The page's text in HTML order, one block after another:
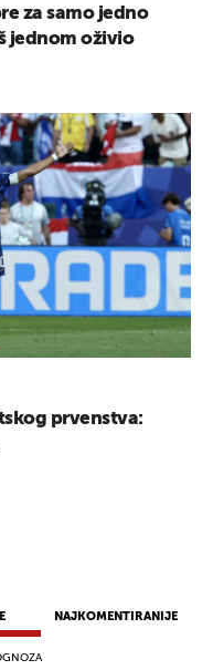
NAJKOMENTIRANIJE
za samo jedno
jednom oživio
prvenstva: